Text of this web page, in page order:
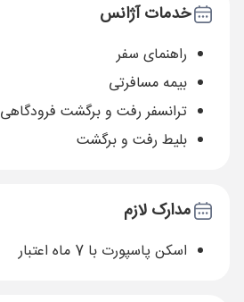
خدمات آژانس
راهنمای سفر
بیمه مسافرتی
ترانسفر رفت و برگشت فرودگاهی
بلیط رفت و برگشت
مدارک لازم
اسکن پاسپورت با 7 ماه اعتبار